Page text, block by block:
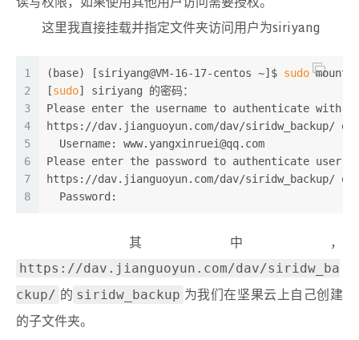
57
61
62
63
64
65
66
for d in dirs:
if(re.match('\d{4}-\d{2}-\d{2}',d)!=
"清除过期备份："
def print_with_time(msg
print(datetime.now().strftime("%Y-%m-%d
if __name__ == "__main__" :
    siridw_data_backup()
这里我直接挂载并指定文件夹访问用户为siriyang
1
2
3
4
5
6
7
8
(base) [siriyang@VM-16-17-centos ~]$ sudo mount
[sudo] siriyang 的密码：
Please enter the username to authenticate with
https://dav.jianguoyun.com/dav/siridw_backup/
  Username: www.yangxinruei@qq.com
Please enter the password to authenticate user
https://dav.jianguoyun.com/dav/siridw_backup/
  Password:
其中，
https://dav.jianguoyun.com/dav/siridw_ba
ckup/ 的 siridw_backup 为我们在坚果云上自己创建
的子文件夹。